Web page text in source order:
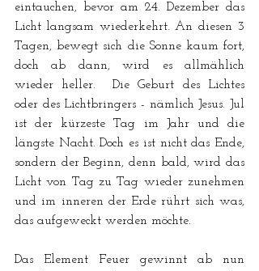
eintauchen, bevor am 24. Dezember das
Licht langsam wiederkehrt. An diesen 3
Tagen, bewegt sich die Sonne kaum fort,
doch ab dann, wird es allmählich
wieder heller.  Die Geburt des Lichtes
oder des Lichtbringers - nämlich Jesus. Jul
ist der kürzeste Tag im Jahr und die
längste Nacht. Doch es ist nicht das Ende,
sondern der Beginn, denn bald, wird das
Licht von Tag zu Tag wieder zunehmen
und im inneren der Erde rührt sich was,
das aufgeweckt werden möchte.
Das Element Feuer gewinnt ab nun